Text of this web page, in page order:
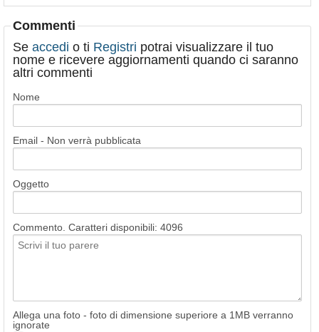
Commenti
Se accedi o ti Registri potrai visualizzare il tuo
nome e ricevere aggiornamenti quando ci saranno
altri commenti
Nome
Email - Non verrà pubblicata
Oggetto
Commento. Caratteri disponibili: 4096
Allega una foto - foto di dimensione superiore a 1MB verranno
ignorate